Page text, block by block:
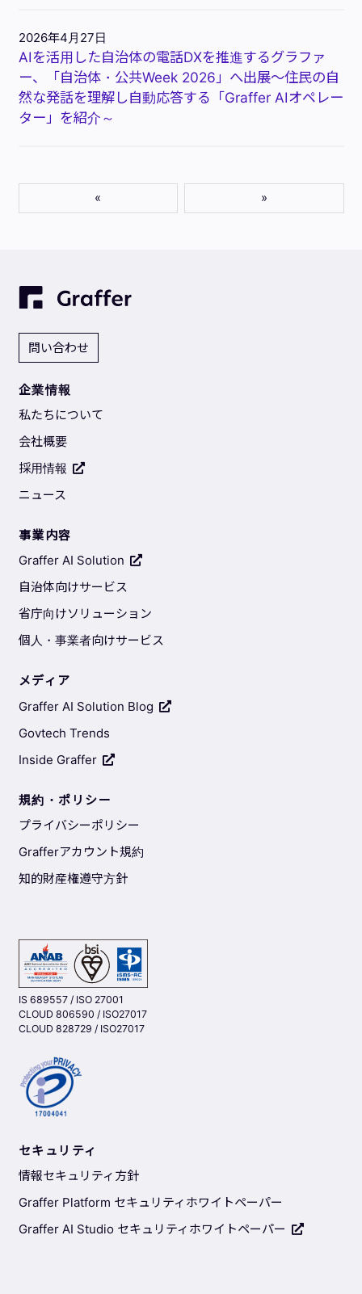
2026年4月27日
AIを活用した自治体の電話DXを推進するグラファ
ー、「自治体・公共Week 2026」へ出展～住民の自
然な発話を理解し自動応答する「Graffer AIオペレー
ター」を紹介～
« »
問い合わせ
企業情報
私たちについて
会社概要
採用情報
ニュース
事業内容
Graffer AI Solution
自治体向けサービス
省庁向けソリューション
個人・事業者向けサービス
メディア
Graffer AI Solution Blog
Govtech Trends
Inside Graffer
規約・ポリシー
プライバシーポリシー
Grafferアカウント規約
知的財産権遵守方針
IS 689557 / ISO 27001
CLOUD 806590 / ISO27017
CLOUD 828729 / ISO27017
セキュリティ
情報セキュリティ方針
Graffer Platform セキュリティホワイトペーパー
Graffer AI Studio セキュリティホワイトペーパー